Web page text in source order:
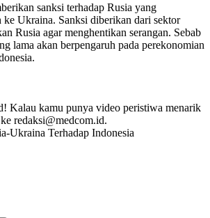
sanksi terhadap Rusia yang
ke Ukraina. Sanksi diberikan dari sektor
Rusia agar menghentikan serangan. Sebab
lama akan berpengaruh pada perekonomian
Kalau kamu punya video peristiwa menarik
redaksi@medcom.id.
Ukraina Terhadap Indonesia